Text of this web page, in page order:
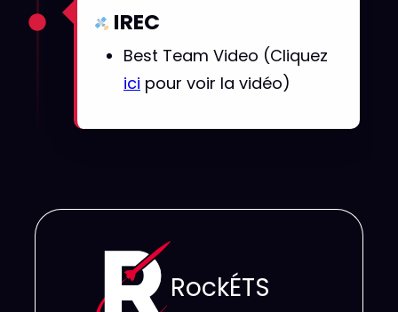
IREC
Best Team Video (Cliquez
ici pour voir la vidéo)
RockÉTS